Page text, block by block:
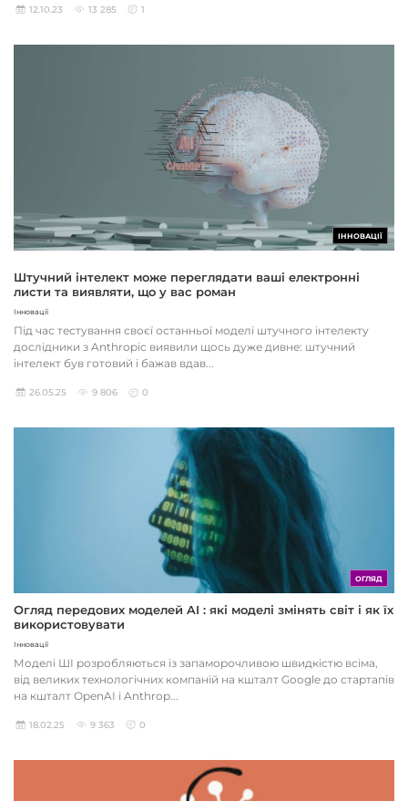
12.10.23 13 285 1
ІННОВАЦІЇ
Штучний інтелект може переглядати ваші електронні
листи та виявляти, що у вас роман
Інновації
Під час тестування своєї останньої моделі штучного інтелекту
дослідники з Anthropic виявили щось дуже дивне: штучний
інтелект був готовий і бажав вдав...
26.05.25 9 806 0
ОГЛЯД
Огляд передових моделей AI : які моделі змінять світ і як їх
використовувати
Інновації
Моделі ШІ розробляються із запаморочливою швидкістю всіма,
від великих технологічних компаній на кшталт Google до стартапів
на кшталт OpenAI і Anthrop...
18.02.25 9 363 0